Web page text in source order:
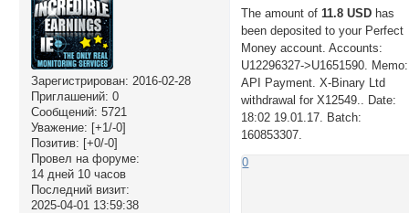
Зарегистрирован: 2016-02-28
Приглашений: 0
Сообщений: 5721
Уважение: [+1/-0]
Позитив: [+0/-0]
Провел на форуме:
14 дней 10 часов
Последний визит:
2025-04-01 13:59:38
The amount of11.8 USD has
been deposited to your Perfect
Money account. Accounts:
U12296327->U1651590. Memo:
API Payment. X-Binary Ltd
withdrawal for X12549.. Date:
18:02 19.01.17. Batch:
160853307.
0